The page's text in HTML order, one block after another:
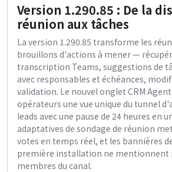
Version 1.290.85 : De la
réunion aux tâches
La version 1.290.85 transforme les
brouillons d'actions à mener —
transcription Teams, suggestions de
avec responsables et échéances,
validation. Le nouvel onglet CRM
opérateurs une vue unique du tunnel
leads avec une pause de 24 heures en
adaptatives de sondage de réunion
votes en temps réel, et les bannières
première installation ne mentionnent
membres du canal.